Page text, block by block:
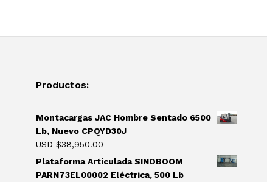
Productos:
Montacargas JAC Hombre Sentado 6500
Lb, Nuevo CPQYD30J
USD $38,950.00
Plataforma Articulada SINOBOOM
PARN73EL00002 Eléctrica, 500 Lb